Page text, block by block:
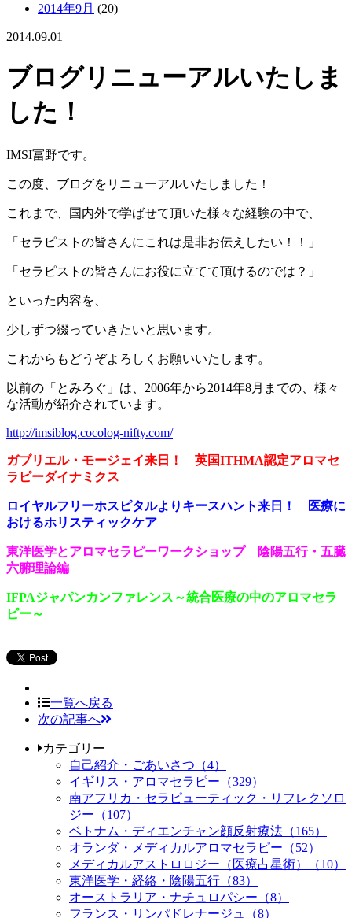
2014年9月 (20)
2014.09.01
ブログリニューアルいたしま
した！
IMSI冨野です。
この度、ブログをリニューアルいたしました！
これまで、国内外で学ばせて頂いた様々な経験の中で、
「セラピストの皆さんにこれは是非お伝えしたい！！」
「セラピストの皆さんにお役に立てて頂けるのでは？」
といった内容を、
少しずつ綴っていきたいと思います。
これからもどうぞよろしくお願いいたします。
以前の「とみろぐ」は、2006年から2014年8月までの、様々
な活動が紹介されています。
http://imsiblog.cocolog-nifty.com/
ガブリエル・モージェイ来日！ 英国ITHMA認定アロマセ
ラピーダイナミクス
ロイヤルフリーホスピタルよりキースハント来日！ 医療に
おけるホリスティックケア
東洋医学とアロマセラピーワークショップ 陰陽五行・五臓
六腑理論編
IFPAジャパンカンファレンス～統合医療の中のアロマセラ
ピー～
一覧へ戻る
次の記事へ
カテゴリー
自己紹介・ごあいさつ（4）
イギリス・アロマセラピー（329）
南アフリカ・セラピューティック・リフレクソロ
ジー（107）
ベトナム・ディエンチャン顔反射療法（165）
オランダ・メディカルアロマセラピー（52）
メディカルアストロロジー（医療占星術）（10）
東洋医学・経絡・陰陽五行（83）
オーストラリア・ナチュロパシー（8）
フランス・リンパドレナージュ（8）